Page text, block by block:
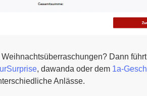
Dann
, dawanda oder dem 1a-
Anlässe.